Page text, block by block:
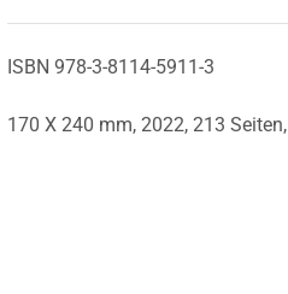
ISBN 978-3-8114-5911-3
170 X 240 mm, 2022, 213 Seiten,